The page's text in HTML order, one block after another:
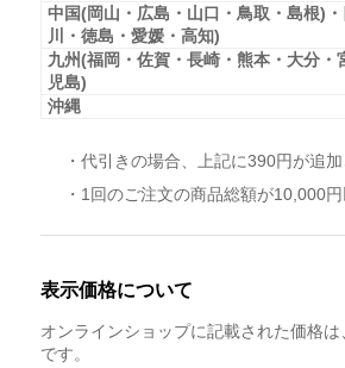
中国(岡山・広島・山口・鳥取・島根)
川・徳島・愛媛・高知)
九州(福岡・佐賀・長崎・熊本・大分・
児島)
沖縄
・代引きの場合、上記に390円が追加
・1回のご注文の商品総額が10,000
表示価格について
オンラインショップに記載された価格
です。